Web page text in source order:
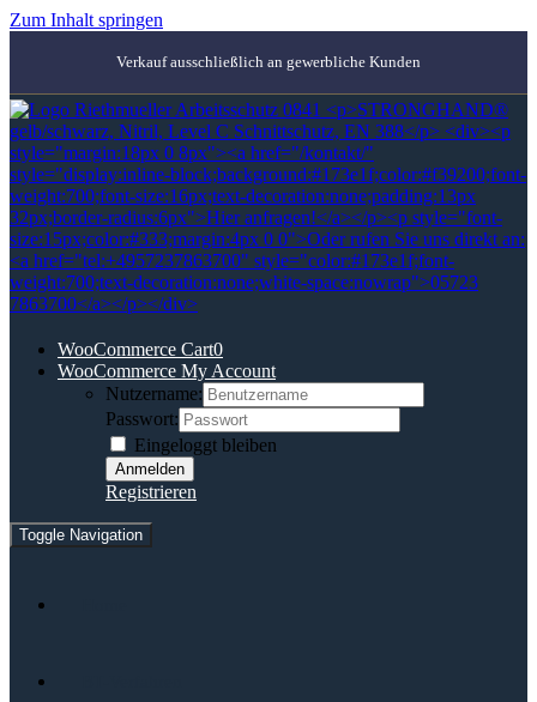
Zum Inhalt springen
Verkauf ausschließlich an gewerbliche Kunden
WooCommerce Cart0
WooCommerce My Account
Nutzername:
Passwort:
Eingeloggt bleiben
Registrieren
Toggle Navigation